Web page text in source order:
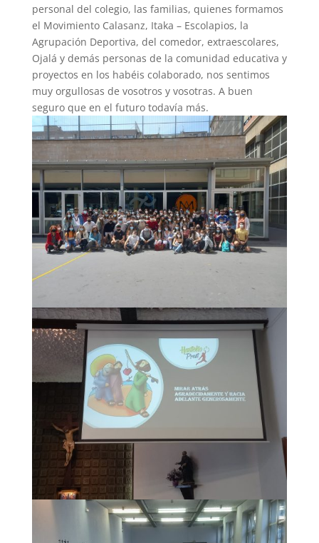
personal del colegio, las familias, quienes formamos
el Movimiento Calasanz, Itaka – Escolapios, la
Agrupación Deportiva, del comedor, extraescolares,
Ojalá y demás personas de la comunidad educativa y
proyectos en los habéis colaborado, nos sentimos
muy orgullosas de vosotros y vosotras. A buen
seguro que en el futuro todavía más.